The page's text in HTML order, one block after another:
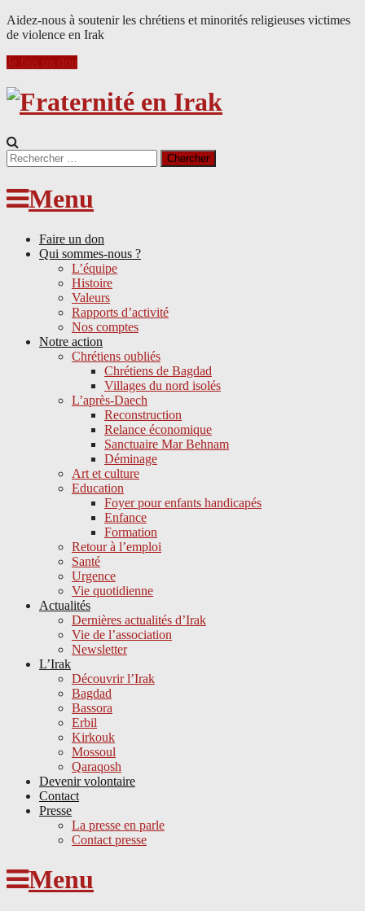
Aidez-nous à soutenir les chrétiens et minorités religieuses victimes
de violence en Irak
Je fais un don
Search
for:
Menu
Faire un don
Qui sommes-nous ?
L’équipe
Histoire
Valeurs
Rapports d’activité
Nos comptes
Notre action
Chrétiens oubliés
Chrétiens de Bagdad
Villages du nord isolés
L’après-Daech
Reconstruction
Relance économique
Sanctuaire Mar Behnam
Déminage
Art et culture
Education
Foyer pour enfants handicapés
Enfance
Formation
Retour à l’emploi
Santé
Urgence
Vie quotidienne
Actualités
Dernières actualités d’Irak
Vie de l’association
Newsletter
L’Irak
Découvrir l’Irak
Bagdad
Bassora
Erbil
Kirkouk
Mossoul
Qaraqosh
Devenir volontaire
Contact
Presse
La presse en parle
Contact presse
Skip
to
content
Menu